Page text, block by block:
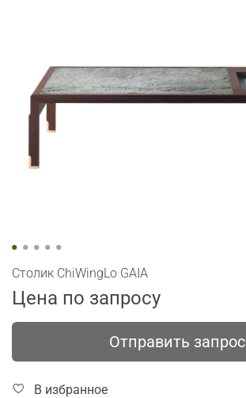
Столик ChiWingLo GAIA
Цена по запросу
Отправить запрос
В избранное